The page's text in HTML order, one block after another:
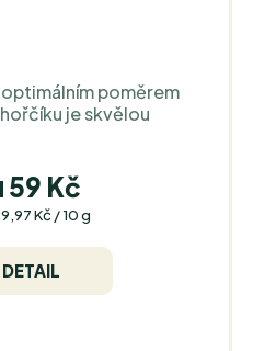
optimálním poměrem
je skvělou
59 Kč
Kč / 10 g
DETAIL